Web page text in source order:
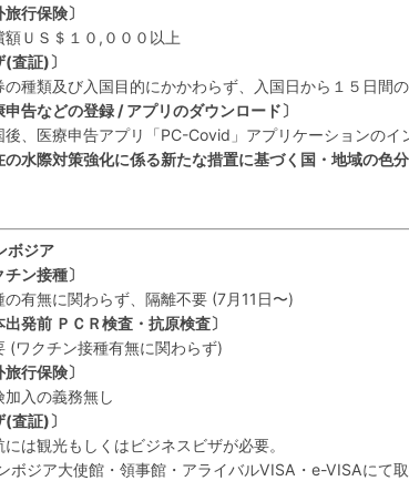
旅行保険〕
ＵＳ＄１０,０００以上
(査証)〕
種類及び入国目的にかかわらず、入国日から１５日間の
申告などの登録 / アプリのダウンロード〕
、医療申告アプリ「PC-Covid」アプリケーションのイ
の水際対策強化に係る新たな措置に基づく国・地域の色分
ボジア
チン接種〕
有無に関わらず、隔離不要 (7月11日〜)
出発前 ＰＣＲ検査・抗原検査〕
(ワクチン接種有無に関わらず)
旅行保険〕
入の義務無し
(査証)〕
は観光もしくはビジネスビザが必要。
ボジア大使館・領事館・アライバルVISA・e-VISAにて